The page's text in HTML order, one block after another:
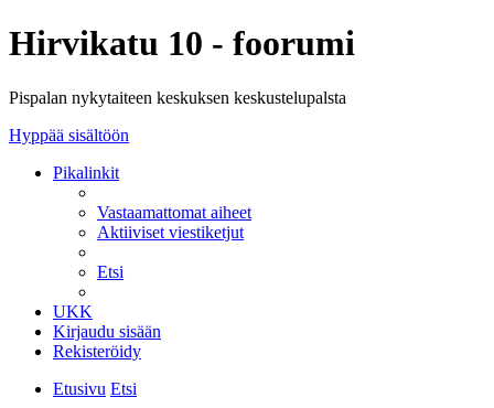
Hirvikatu 10 - foorumi
Pispalan nykytaiteen keskuksen keskustelupalsta
Hyppää sisältöön
Pikalinkit
Vastaamattomat aiheet
Aktiiviset viestiketjut
Etsi
UKK
Kirjaudu sisään
Rekisteröidy
Etusivu Etsi